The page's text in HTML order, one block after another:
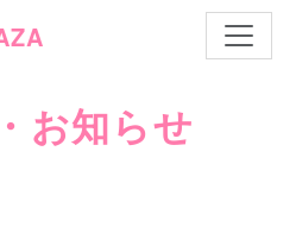
ナビ
お知らせ